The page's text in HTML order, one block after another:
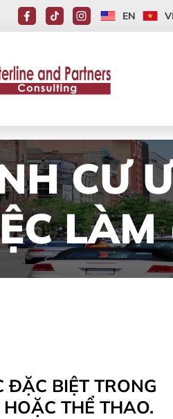
EN VI
CƯ
ĐẶC BIỆT TRONG
THỂ THAO.